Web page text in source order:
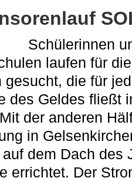
Schülerinnen
laufen für
die für
des Geldes fließt
der anderen
in
dem Dach des
errichtet. Der